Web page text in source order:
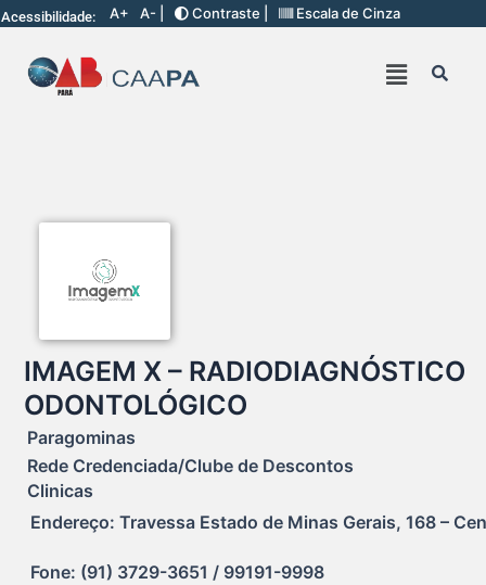
Acessibilidade: A+ A- | Contraste | Escala de Cinza
IMAGEM X – RADIODIAGNÓSTICO
ODONTOLÓGICO
Paragominas
Rede Credenciada/Clube de Descontos
Clinicas
Endereço: Travessa Estado de Minas Gerais, 168 –
Fone: (91) 3729-3651 / 99191-9998